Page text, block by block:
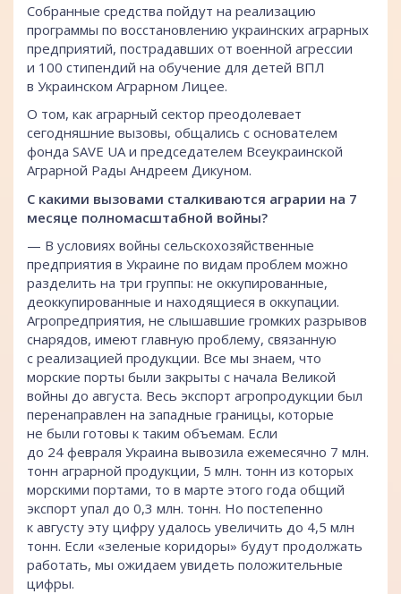
Собранные средства пойдут на реализацию
программы по восстановлению украинских аграрных
предприятий, пострадавших от военной агрессии
и 100 стипендий на обучение для детей ВПЛ
в Украинском Аграрном Лицее.
О том, как аграрный сектор преодолевает
сегодняшние вызовы, общались с основателем
фонда SAVE UA и председателем Всеукраинской
Аграрной Рады Андреем Дикуном.
С какими вызовами сталкиваются аграрии на 7
месяце полномасштабной войны?
— В условиях войны сельскохозяйственные
предприятия в Украине по видам проблем можно
разделить на три группы: не оккупированные,
деоккупированные и находящиеся в оккупации.
Агропредприятия, не слышавшие громких разрывов
снарядов, имеют главную проблему, связанную
с реализацией продукции. Все мы знаем, что
морские порты были закрыты с начала Великой
войны до августа. Весь экспорт агропродукции был
перенаправлен на западные границы, которые
не были готовы к таким объемам. Если
до 24 февраля Украина вывозила ежемесячно 7 млн.
тонн аграрной продукции, 5 млн. тонн из которых
морскими портами, то в марте этого года общий
экспорт упал до 0,3 млн. тонн. Но постепенно
к августу эту цифру удалось увеличить до 4,5 млн
тонн. Если «зеленые коридоры» будут продолжать
работать, мы ожидаем увидеть положительные
цифры.